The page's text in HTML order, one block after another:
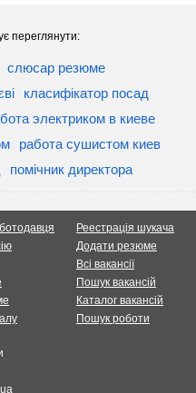
переглянути:
слюсар резюме
класифікатор посад
электриком в киеве
работа сушистом киев
помічник директора
Реестрація шукача
Додати резюме
Всі вакансії
Пошук вакансій
Каталог вакансій
Пошук роботи